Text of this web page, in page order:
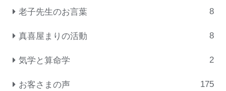
老子先生のお言葉 8
真喜屋まりの活動 8
気学と算命学 2
お客さまの声 175